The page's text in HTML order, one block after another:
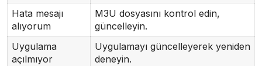
Hata mesajı
alıyorum
M3U dosyasını kontrol edin,
güncelleyin.
Uygulama
açılmıyor
Uygulamayı güncelleyerek yeniden
deneyin.